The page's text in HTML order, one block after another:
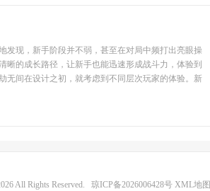
发现，新手阶段并不弱，甚至在对局中频打出亮眼操
晰的成长路径，让新手也能迅速形成战斗力，体验到
无间在设计之初，就考虑到不同层次玩家的体验。新
All Rights Reserved. 琼ICP备2026006428号 XML地图